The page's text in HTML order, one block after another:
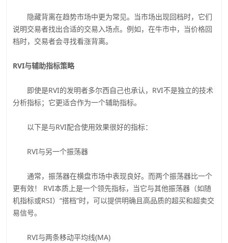
隐藏背离在趋势市场中更为常见。当市场出现回档时，它们
说明交易者找出合适的交易入场点。例如，在牛市中，当价格回
档时，交易者会寻找看涨背离。
RVI与辅助指标策略
即使是RVI的发明者多尔西自己也承认，RVI不是独立的技术
分析指标；它更适合作为一个辅助指标。
以下是与RVI配合使用效果很好的指标：
RVI与另一个振荡器
通常，振荡器在横盘市场中表现良好。而两个振荡器比一个
更有效！ RVI本质上是一个领先指标，当它与其他振荡器（如随
机指标或RSI）“搭档”时，可以提供明确且高品质的超买和超卖交
易信号。
RVI与两条移动平均线(MA)